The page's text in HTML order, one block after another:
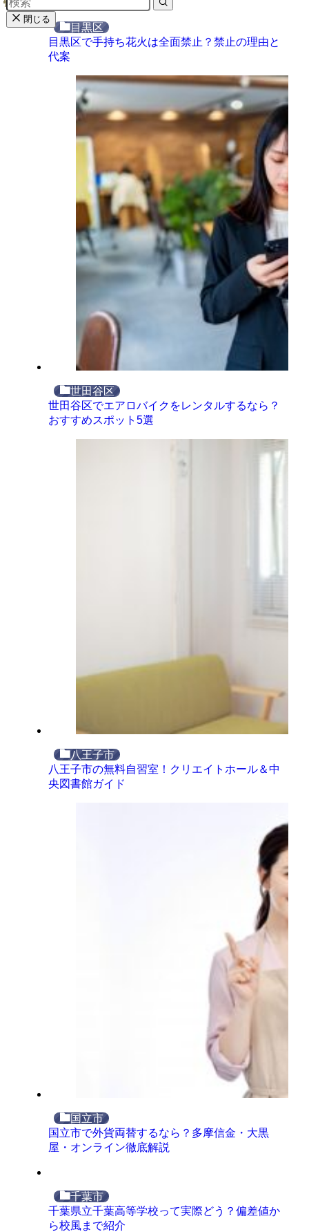
目黒区
目黒区で手持ち花火は全面禁止？禁止の理由と
代案
世田谷区
世田谷区でエアロバイクをレンタルするなら？
おすすめスポット5選
八王子市
八王子市の無料自習室！クリエイトホール＆中
央図書館ガイド
国立市
国立市で外貨両替するなら？多摩信金・大黒
屋・オンライン徹底解説
千葉市
千葉県立千葉高等学校って実際どう？偏差値か
ら校風まで紹介
閉じる